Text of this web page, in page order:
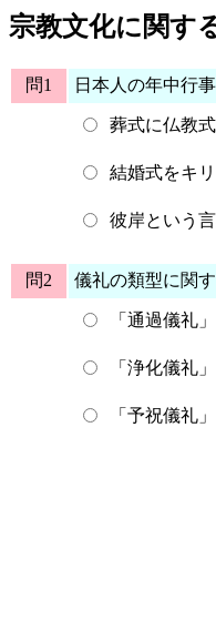
宗教文化に関す
問1 日本人の年中行
葬式に仏教
結婚式をキ
彼岸という
問2 儀礼の類型に関
「通過儀礼
「浄化儀礼
「予祝儀礼